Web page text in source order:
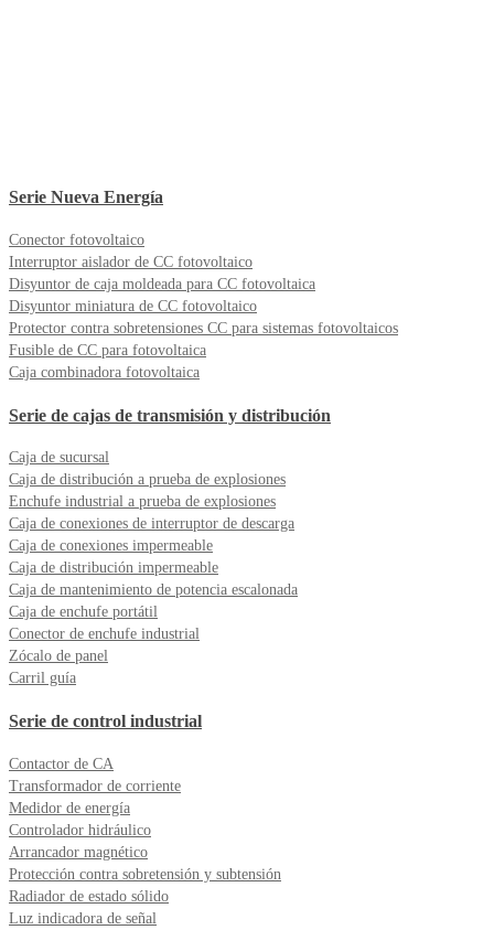
Serie Nueva Energía
Conector fotovoltaico
Interruptor aislador de CC fotovoltaico
Disyuntor de caja moldeada para CC fotovoltaica
Disyuntor miniatura de CC fotovoltaico
Protector contra sobretensiones CC para sistemas fotovoltaicos
Fusible de CC para fotovoltaica
Caja combinadora fotovoltaica
Serie de cajas de transmisión y distribución
Caja de sucursal
Caja de distribución a prueba de explosiones
Enchufe industrial a prueba de explosiones
Caja de conexiones de interruptor de descarga
Caja de conexiones impermeable
Caja de distribución impermeable
Caja de mantenimiento de potencia escalonada
Caja de enchufe portátil
Conector de enchufe industrial
Zócalo de panel
Carril guía
Serie de control industrial
Contactor de CA
Transformador de corriente
Medidor de energía
Controlador hidráulico
Arrancador magnético
Protección contra sobretensión y subtensión
Radiador de estado sólido
Luz indicadora de señal